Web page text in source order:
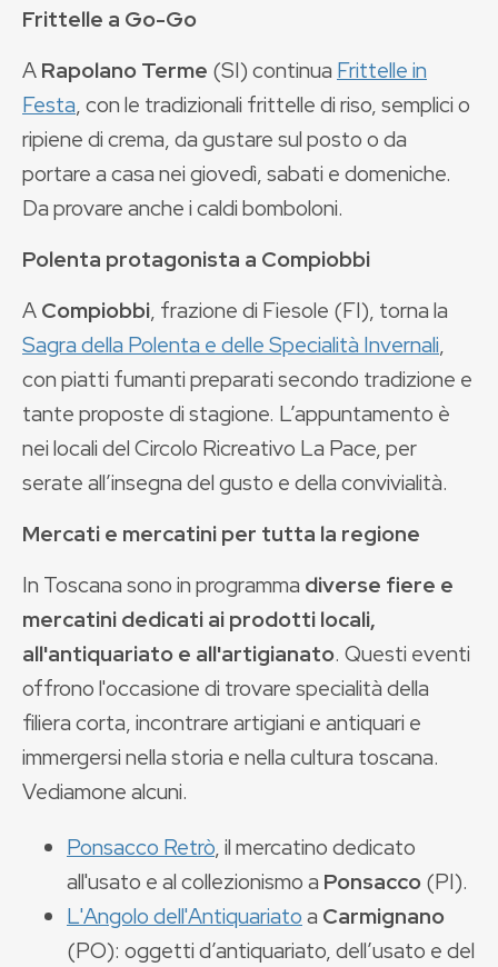
Frittelle a Go-Go
ARapolano Terme (SI) continua Frittelle in
Festa, con le tradizionali frittelle di riso, semplici o
ripiene di crema, da gustare sul posto o da
portare a casa nei giovedì, sabati e domeniche.
Da provare anche i caldi bomboloni.
Polenta protagonista a Compiobbi
ACompiobbi, frazione di Fiesole (FI), torna la
Sagra della Polenta e delle Specialità Invernali,
con piatti fumanti preparati secondo tradizione e
tante proposte di stagione. L’appuntamento è
nei locali del Circolo Ricreativo La Pace, per
serate all’insegna del gusto e della convivialità.
Mercati e mercatini per tutta la regione
In Toscana sono in programma diverse fiere e
mercatini dedicati ai prodotti locali,
all'antiquariato e all'artigianato. Questi eventi
offrono l'occasione di trovare specialità della
filiera corta, incontrare artigiani e antiquari e
immergersi nella storia e nella cultura toscana.
Vediamone alcuni.
Ponsacco Retrò, il mercatino dedicato
all'usato e al collezionismo a Ponsacco(PI).
L'Angolo dell'Antiquariatoa Carmignano
(PO): oggetti d’antiquariato, dell’usato e del